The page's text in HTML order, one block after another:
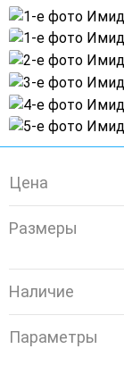
Цена
Размеры
Наличие
Параметры